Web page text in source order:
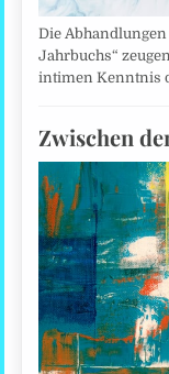
Die Abhandlungen
Jahrbuchs“
intimen Kenntnis
Zwischen